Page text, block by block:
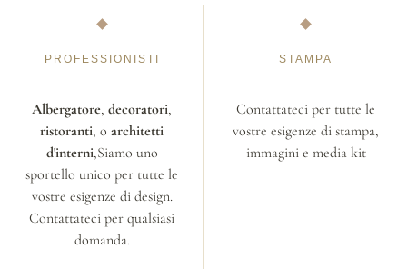
PROFESSIONISTI
Albergatore, decoratori,
ristoranti, o architetti
d'interni,Siamo uno
sportello unico per tutte le
vostre esigenze di design.
Contattateci per qualsiasi
domanda.
STAMPA
Contattateci per tutte le
vostre esigenze di stampa,
immagini e media kit